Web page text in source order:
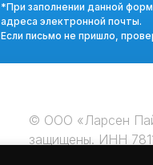
*При заполнении данной
адреса электронной почты.
Если письмо не пришло,
© ООО «Ларсен
защищены. ИНН